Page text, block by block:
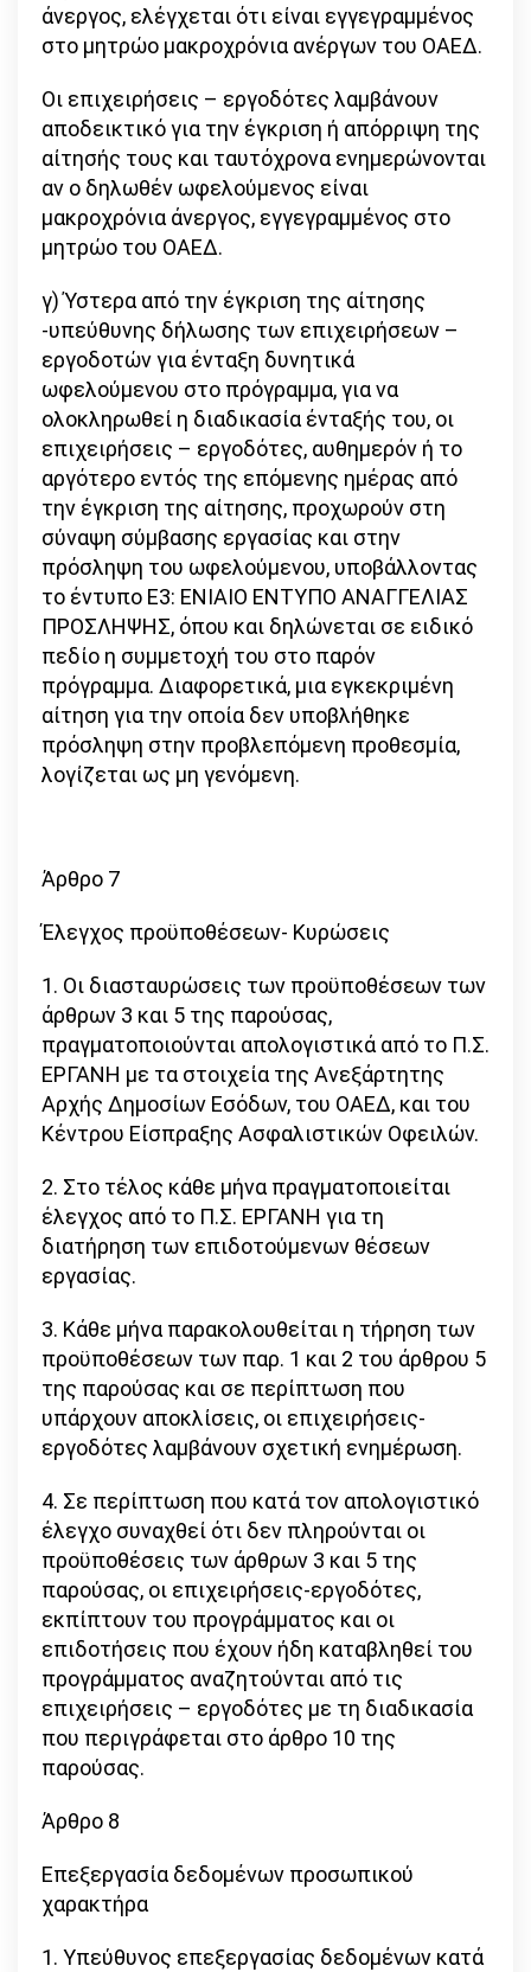
άνεργος, ελέγχεται ότι είναι εγγεγραμμένος
στο μητρώο μακροχρόνια ανέργων του ΟΑΕΔ.
Οι επιχειρήσεις – εργοδότες λαμβάνουν
αποδεικτικό για την έγκριση ή απόρριψη της
αίτησής τους και ταυτόχρονα ενημερώνονται
αν ο δηλωθέν ωφελούμενος είναι
μακροχρόνια άνεργος, εγγεγραμμένος στο
μητρώο του ΟΑΕΔ.
γ) Ύστερα από την έγκριση της αίτησης
-υπεύθυνης δήλωσης των επιχειρήσεων –
εργοδοτών για ένταξη δυνητικά
ωφελούμενου στο πρόγραμμα, για να
ολοκληρωθεί η διαδικασία ένταξής του, οι
επιχειρήσεις – εργοδότες, αυθημερόν ή το
αργότερο εντός της επόμενης ημέρας από
την έγκριση της αίτησης, προχωρούν στη
σύναψη σύμβασης εργασίας και στην
πρόσληψη του ωφελούμενου, υποβάλλοντας
το έντυπο Ε3: ΕΝΙΑΙΟ ΕΝΤΥΠΟ ΑΝΑΓΓΕΛΙΑΣ
ΠΡΟΣΛΗΨΗΣ, όπου και δηλώνεται σε ειδικό
πεδίο η συμμετοχή του στο παρόν
πρόγραμμα. Διαφορετικά, μια εγκεκριμένη
αίτηση για την οποία δεν υποβλήθηκε
πρόσληψη στην προβλεπόμενη προθεσμία,
λογίζεται ως μη γενόμενη.
Άρθρο 7
Έλεγχος προϋποθέσεων- Κυρώσεις
1. Οι διασταυρώσεις των προϋποθέσεων των
άρθρων 3 και 5 της παρούσας,
πραγματοποιούνται απολογιστικά από το Π.Σ.
ΕΡΓΑΝΗ με τα στοιχεία της Ανεξάρτητης
Αρχής Δημοσίων Εσόδων, του ΟΑΕΔ, και του
Κέντρου Είσπραξης Ασφαλιστικών Οφειλών.
2. Στο τέλος κάθε μήνα πραγματοποιείται
έλεγχος από το Π.Σ. ΕΡΓΑΝΗ για τη
διατήρηση των επιδοτούμενων θέσεων
εργασίας.
3. Κάθε μήνα παρακολουθείται η τήρηση των
προϋποθέσεων των παρ. 1 και 2 του άρθρου 5
της παρούσας και σε περίπτωση που
υπάρχουν αποκλίσεις, οι επιχειρήσεις-
εργοδότες λαμβάνουν σχετική ενημέρωση.
4. Σε περίπτωση που κατά τον απολογιστικό
έλεγχο συναχθεί ότι δεν πληρούνται οι
προϋποθέσεις των άρθρων 3 και 5 της
παρούσας, οι επιχειρήσεις-εργοδότες,
εκπίπτουν του προγράμματος και οι
επιδοτήσεις που έχουν ήδη καταβληθεί του
προγράμματος αναζητούνται από τις
επιχειρήσεις – εργοδότες με τη διαδικασία
που περιγράφεται στο άρθρο 10 της
παρούσας.
Άρθρο 8
Επεξεργασία δεδομένων προσωπικού
χαρακτήρα
1. Υπεύθυνος επεξεργασίας δεδομένων κατά